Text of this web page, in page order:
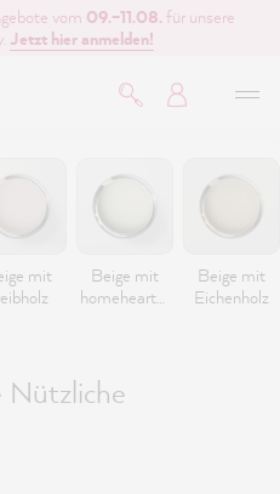
vom 09.–11.08. für unsere
Jetzt hier anmelden!
mit
Beige mit
homeheartm
Beige mit
Eichenholz
Nützliche